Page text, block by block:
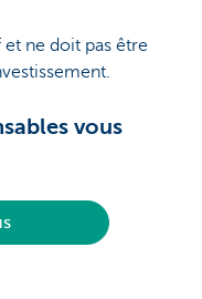
ne doit pas être
vous